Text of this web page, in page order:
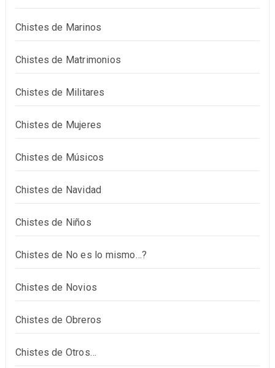
Chistes de Marinos
Chistes de Matrimonios
Chistes de Militares
Chistes de Mujeres
Chistes de Músicos
Chistes de Navidad
Chistes de Niños
Chistes de No es lo mismo…?
Chistes de Novios
Chistes de Obreros
Chistes de Otros…